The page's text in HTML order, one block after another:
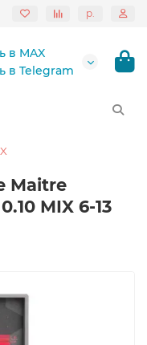
р.
в MAX
в Telegram
Maitre
MIX 6-13